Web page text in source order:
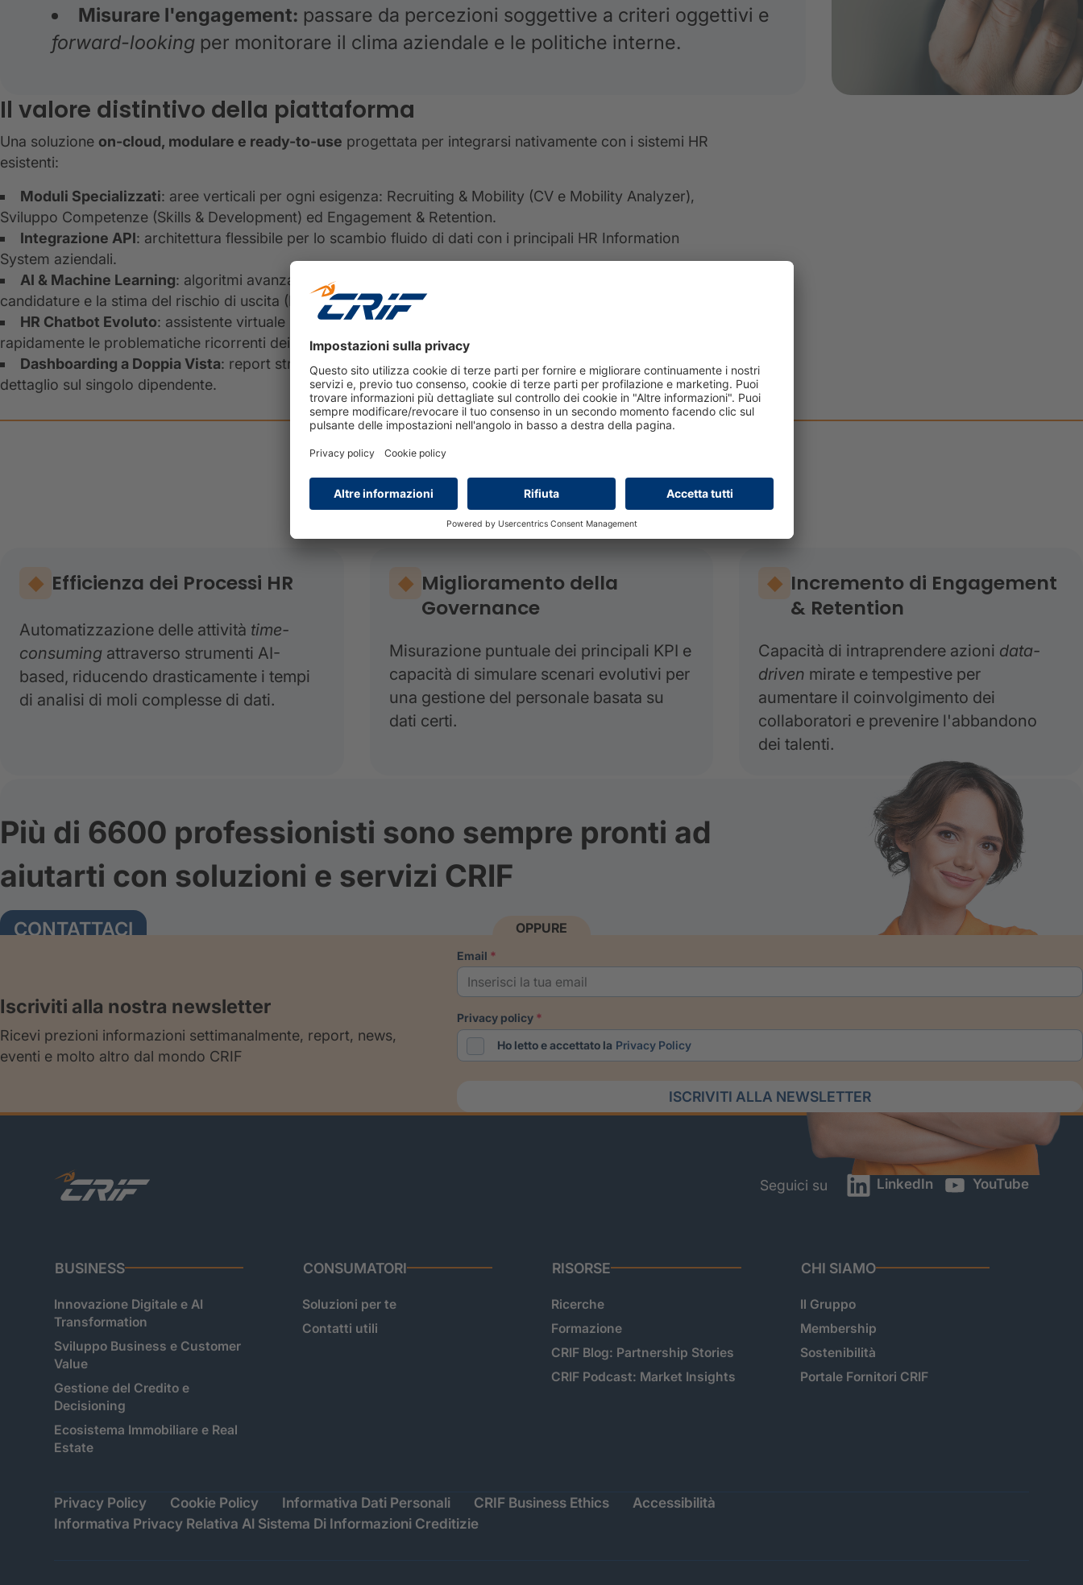
Misurare l'engagement: passare da percezioni soggettive a criteri oggettivi e
forward-looking per monitorare il clima aziendale e le politiche interne.
Il valore distintivo della piattaforma
Una soluzione on-cloud, modulare e ready-to-use progettata per integrarsi nativamente con i sistemi HR
esistenti:
Moduli Specializzati: aree verticali per ogni esigenza: Recruiting & Mobility (CV e Mobility Analyzer),
Sviluppo Competenze (Skills & Development) ed Engagement & Retention.
Integrazione API: architettura flessibile per lo scambio fluido di dati con i principali HR Information
System aziendali.
AI & Machine Learning: algoritmi avanzati per il matching automatico dei profili, la prioritizzazione delle
candidature e la stima del rischio di uscita (Early Retention).
HR Chatbot Evoluto: assistente virtuale per automatizzare le risposte sulle policy aziendali e risolvere
rapidamente le problematiche ricorrenti dei dipendenti.
Dashboarding a Doppia Vista: report strategici per l'alto management e dashboard operative di
dettaglio sul singolo dipendente.
KEY BENEFITS
KEY BENEFITS
Efficienza dei Processi HR
Automatizzazione delle attività time-
consuming attraverso strumenti AI-
based, riducendo drasticamente i tempi
di analisi di moli complesse di dati.
Miglioramento della
Governance
Misurazione puntuale dei principali KPI e
capacità di simulare scenari evolutivi per
una gestione del personale basata su
dati certi.
Incremento di Engagement
& Retention
Capacità di intraprendere azioni data-
driven mirate e tempestive per
aumentare il coinvolgimento dei
collaboratori e prevenire l'abbandono
dei talenti.
Più di 6600 professionisti sono sempre pronti ad
aiutarti con soluzioni e servizi CRIF
CONTATTACI OPPURE
Iscriviti alla nostra newsletter
Ricevi prezioni informazioni settimanalmente, report, news,
eventi e molto altro dal mondo CRIF
email
privacy policy
Ho letto e accettato la Privacy Policy
ISCRIVITI ALLA NEWSLETTER
Seguici su LinkedIn YouTube
BUSINESS
Innovazione Digitale e AI
Transformation
Sviluppo Business e Customer
Value
Gestione del Credito e
Decisioning
Ecosistema Immobiliare e Real
Estate
CONSUMATORI
Soluzioni per te
Contatti utili
RISORSE
Ricerche
Formazione
CRIF Blog: Partnership Stories
CRIF Podcast: Market Insights
CHI SIAMO
Il Gruppo
Membership
Sostenibilità
Portale Fornitori CRIF
Privacy Policy Cookie Policy Informativa Dati Personali CRIF Business Ethics
Accessibilità
Informativa Privacy Relativa Al Sistema Di Informazioni Creditizie